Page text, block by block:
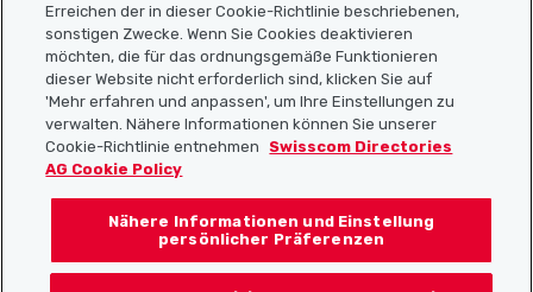
Nützliche Links
Localcities App herunterladen
Folgt uns auf:
Erreichen der in dieser Cookie-Richtlinie beschriebenen,
sonstigen Zwecke. Wenn Sie Cookies deaktivieren
möchten, die für das ordnungsgemäße Funktionieren
dieser Website nicht erforderlich sind, klicken Sie auf
'Mehr erfahren und anpassen', um Ihre Einstellungen zu
verwalten. Nähere Informationen können Sie unserer
Cookie-Richtlinie entnehmen
Swisscom Directories
AG Cookie Policy
Nähere Informationen und Einstellung
persönlicher Präferenzen